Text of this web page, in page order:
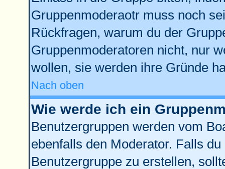
Gruppenmoderaotr muss noch
Rückfragen, warum du der
Gruppenmoderatoren nicht, nur
wollen, sie werden ihre Gründe
Nach oben
Wie werde ich ein
Benutzergruppen werden vom
ebenfalls den Moderator. Falls
Benutzergruppe zu erstellen,